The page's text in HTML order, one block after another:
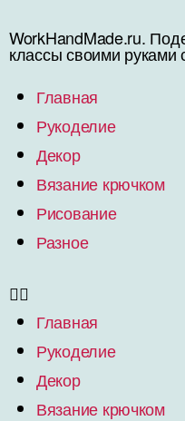
WorkHandMade.ru.
классы своими руками
Главная
Рукоделие
Декор
Вязание крючком
Рисование
Разное
Главная
Рукоделие
Декор
Вязание крючком